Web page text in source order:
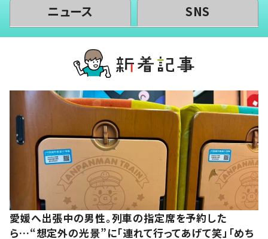
ニュース SNS
愛媛へ出張中の男性。列車の指定席を予約した
ら…“想定外の光景”に「連れて行ってあげて笑」「めち